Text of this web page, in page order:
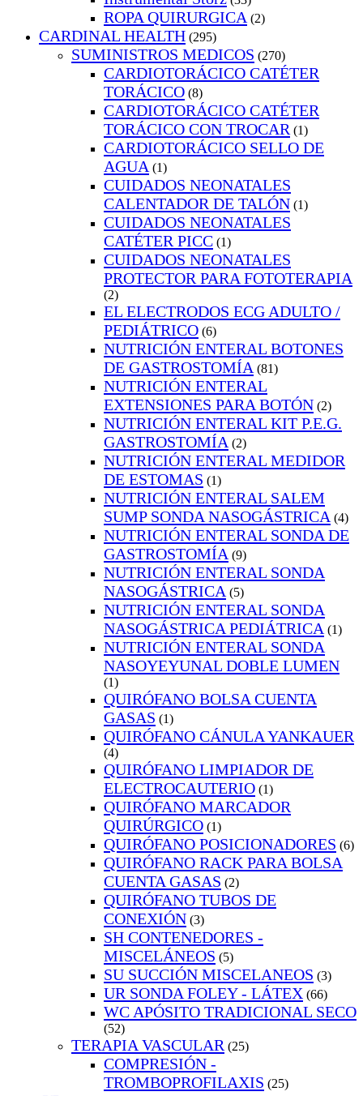
ROPA QUIRURGICA (2)
CARDINAL HEALTH (295)
SUMINISTROS MEDICOS (270)
CARDIOTORÁCICO CATÉTER
TORÁCICO (8)
CARDIOTORÁCICO CATÉTER
TORÁCICO CON TROCAR (1)
CARDIOTORÁCICO SELLO DE
AGUA (1)
CUIDADOS NEONATALES
CALENTADOR DE TALÓN (1)
CUIDADOS NEONATALES
CATÉTER PICC (1)
CUIDADOS NEONATALES
PROTECTOR PARA FOTOTERAPIA
(2)
EL ELECTRODOS ECG ADULTO /
PEDIÁTRICO (6)
NUTRICIÓN ENTERAL BOTONES
DE GASTROSTOMÍA (81)
NUTRICIÓN ENTERAL
EXTENSIONES PARA BOTÓN (2)
NUTRICIÓN ENTERAL KIT P.E.G.
GASTROSTOMÍA (2)
NUTRICIÓN ENTERAL MEDIDOR
DE ESTOMAS (1)
NUTRICIÓN ENTERAL SALEM
SUMP SONDA NASOGÁSTRICA (4)
NUTRICIÓN ENTERAL SONDA DE
GASTROSTOMÍA (9)
NUTRICIÓN ENTERAL SONDA
NASOGÁSTRICA (5)
NUTRICIÓN ENTERAL SONDA
NASOGÁSTRICA PEDIÁTRICA (1)
NUTRICIÓN ENTERAL SONDA
NASOYEYUNAL DOBLE LUMEN
(1)
QUIRÓFANO BOLSA CUENTA
GASAS (1)
QUIRÓFANO CÁNULA YANKAUER
(4)
QUIRÓFANO LIMPIADOR DE
ELECTROCAUTERIO (1)
QUIRÓFANO MARCADOR
QUIRÚRGICO (1)
QUIRÓFANO POSICIONADORES (6)
QUIRÓFANO RACK PARA BOLSA
CUENTA GASAS (2)
QUIRÓFANO TUBOS DE
CONEXIÓN (3)
SH CONTENEDORES -
MISCELÁNEOS (5)
SU SUCCIÓN MISCELANEOS (3)
UR SONDA FOLEY - LÁTEX (66)
WC APÓSITO TRADICIONAL SECO
(52)
TERAPIA VASCULAR (25)
COMPRESIÓN -
TROMBOPROFILAXIS (25)